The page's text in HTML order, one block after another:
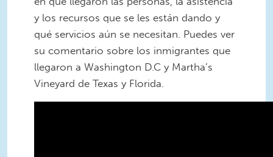
y los recursos que se les están dando y
qué servicios aún se necesitan. Puedes ver
su comentario sobre los inmigrantes que
llegaron a Washington D.C y Martha’s
Vineyard de Texas y Florida.